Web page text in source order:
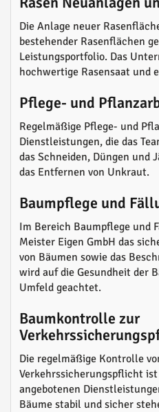
Die Anlage neuer
bestehender Rasenflächen
Leistungsportfolio. Das
hochwertige Rasensaat und
Pflege- und
Regelmäßige Pflege- und
Dienstleistungen, die das
das Schneiden, Düngen und
das Entfernen von Unkraut.
Baumpflege und
Im Bereich Baumpflege und
Meister Eigen GmbH das
von Bäumen sowie das
wird auf die Gesundheit der
Umfeld geachtet.
Baumkontrolle zur
Die regelmäßige Kontrolle
Verkehrssicherungspflicht
angebotenen
Bäume stabil und sicher